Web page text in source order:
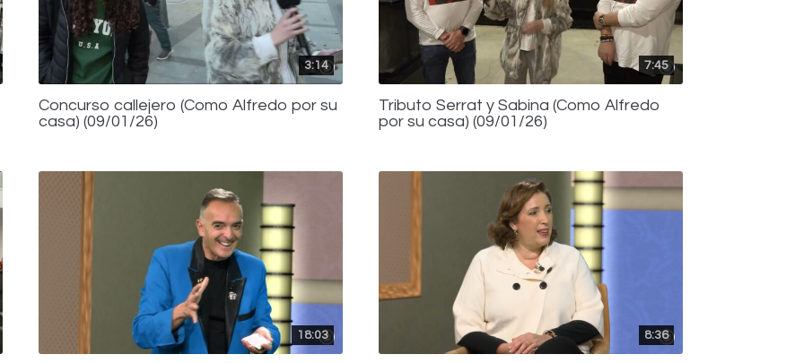
3:14
Concurso callejero (Como Alfredo por su
casa) (09/01/26)
7:45
Tributo Serrat y Sabina (Como Alfredo
por su casa) (09/01/26)
18:03 8:36